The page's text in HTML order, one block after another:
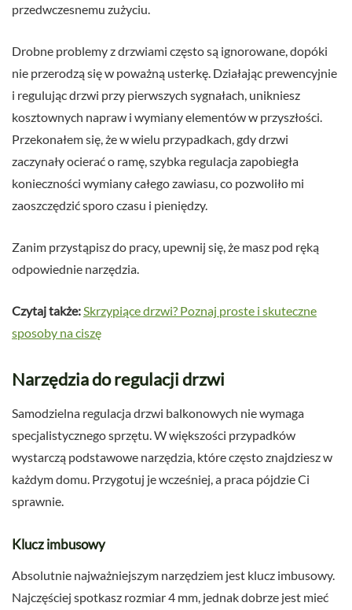
przedwczesnemu zużyciu.
Drobne problemy z drzwiami często są ignorowane, dopóki
nie przerodzą się w poważną usterkę. Działając prewencyjnie
i regulując drzwi przy pierwszych sygnałach, unikniesz
kosztownych napraw i wymiany elementów w przyszłości.
Przekonałem się, że w wielu przypadkach, gdy drzwi
zaczynały ocierać o ramę, szybka regulacja zapobiegła
konieczności wymiany całego zawiasu, co pozwoliło mi
zaoszczędzić sporo czasu i pieniędzy.
Zanim przystąpisz do pracy, upewnij się, że masz pod ręką
odpowiednie narzędzia.
Czytaj także:Skrzypiące drzwi? Poznaj proste i skuteczne
sposoby na ciszę
Narzędzia do regulacji drzwi
Samodzielna regulacja drzwi balkonowych nie wymaga
specjalistycznego sprzętu. W większości przypadków
wystarczą podstawowe narzędzia, które często znajdziesz w
każdym domu. Przygotuj je wcześniej, a praca pójdzie Ci
sprawnie.
Klucz imbusowy
Absolutnie najważniejszym narzędziem jest klucz imbusowy.
Najczęściej spotkasz rozmiar 4 mm, jednak dobrze jest mieć